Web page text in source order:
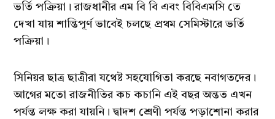
ভর্তি পক্রিয়া। রাজধানীর এম বি বি এবং বিবিএমসি তে
দেখা যায় শান্তিপূর্ণ ভাবেই চলছে প্রথম সেমিস্টারে ভর্তি
পক্রিয়া।
সিনিয়র ছাত্র ছাত্রীরা যথেষ্ট সহযোগিতা করছে নবাগতদের।
আগের মতো রাজনীতির কচ কচানি এই বছর অন্তত এখন
পর্যন্ত লক্ষ করা যায়নি। দ্বাদশ শ্রেণী পর্যন্ত পড়াশোনা করার